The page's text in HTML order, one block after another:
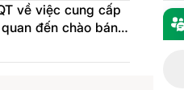
về việc cung cấp
đến chào bán
lần 1 năm 2026